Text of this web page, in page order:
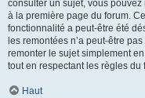
consulter un sujet, vous
à la première page du forum.
fonctionnalité a peut-être été
les remontées n’a peut-être
remonter le sujet simplement
tout en respectant les règles du
Haut